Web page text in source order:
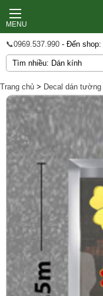
MENU
📞0969.537.990 - Đến shop:
Trang chủ > Decal dán tường